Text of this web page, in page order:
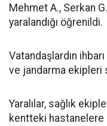
Mehmet A., Serkan
yaralandığı öğrenildi.
Vatandaşlardın
ve jandarma ekipleri
Yaralılar, sağlık
kentteki hastanelere